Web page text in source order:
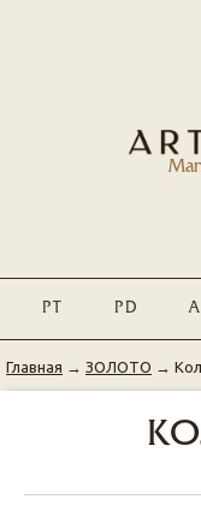
PT PD
Главная → ЗОЛОТО →